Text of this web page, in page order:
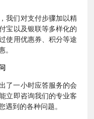
我们对支付步骤加以精
宝以及银联等多样化的
使用优惠券、积分等途
。
了一小时应答服务的会
立即咨询我们的专业客
遇到的各种问题。